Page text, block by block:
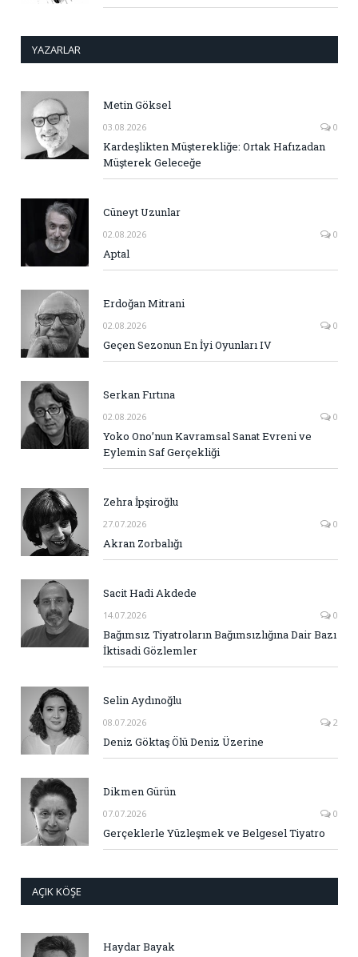
YAZARLAR
Metin Göksel
03.08.2026 0
Kardeşlikten Müşterekliğe: Ortak Hafızadan
Müşterek Geleceğe
Cüneyt Uzunlar
02.08.2026 0
Aptal
Erdoğan Mitrani
02.08.2026 0
Geçen Sezonun En İyi Oyunları IV
Serkan Fırtına
02.08.2026 0
Yoko Ono’nun Kavramsal Sanat Evreni ve
Eylemin Saf Gerçekliği
Zehra İpşiroğlu
27.07.2026 0
Akran Zorbalığı
Sacit Hadi Akdede
14.07.2026 0
Bağımsız Tiyatroların Bağımsızlığına Dair Bazı
İktisadi Gözlemler
Selin Aydınoğlu
08.07.2026 2
Deniz Göktaş Ölü Deniz Üzerine
Dikmen Gürün
07.07.2026 0
Gerçeklerle Yüzleşmek ve Belgesel Tiyatro
AÇIK KÖŞE
Haydar Bayak